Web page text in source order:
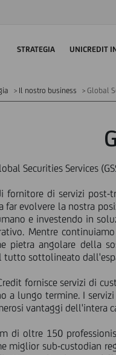
STRATEGIA UNICREDIT
Il nostro business Global
Securities Services
fornitore di servizi post-
far evolvere la nostra
e investendo in
Mentre
pietra angolare della
tutto sottolineato
fornisce servizi di
a lungo termine. I
vantaggi dell'intera
di oltre 150
miglior sub-custodian